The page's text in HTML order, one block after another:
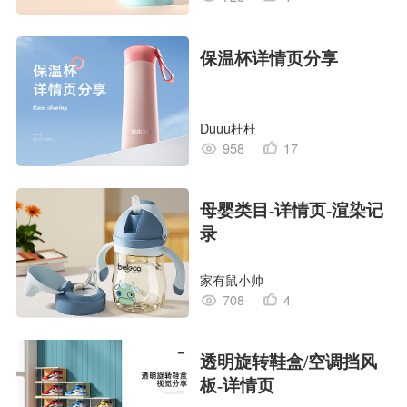
保温杯详情页分享
Duuu杜杜
958
17
母婴类目-详情页-渲染记
录
家有鼠小帅
708
4
透明旋转鞋盒/空调挡风
板-详情页